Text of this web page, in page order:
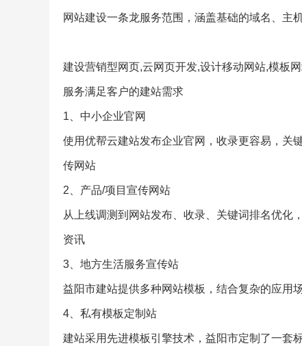
网站建设一条龙服务范围，涵盖基础的域名、主
建设营销型网页,云网页开发,设计移动网站,模板
服务满足客户的建站需求
1、中小企业官网
使用优帮云建站发布企业官网，收录更容易，关
传网站
2、产品/项目宣传网站
从上线调测到网站发布、收录、关键词排名优化
资讯
3、地方生活服务宣传站
益阳市建站提供多种网站模板，结合复杂的应用
4、私有模板定制站
建站采用先进模板引擎技术，益阳市定制了一套